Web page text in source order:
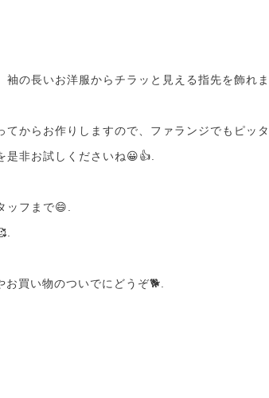
袖の長いお洋服からチラッと見える指先を飾れ
てからお作りしますので、ファランジでもピッ
是非お試しくださいね😀👍.
ッフまで😄.
買い物のついでにどうぞ🐕.